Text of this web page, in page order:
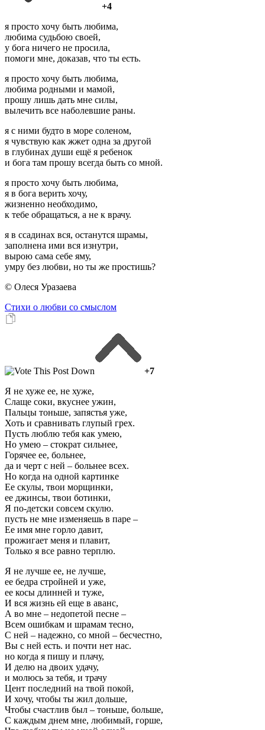
+4
я просто хочу быть любима,
любима судьбою своей,
у бога ничего не просила,
помоги мне, доказав, что ты есть.
я просто хочу быть любима,
любима родными и мамой,
прошу лишь дать мне силы,
вылечить все наболевшие раны.
я с ними будто в море соленом,
я чувствую как жжет одна за другой
в глубинах души ещё я ребенок
и бога там прошу всегда быть со мной.
я просто хочу быть любима,
я в бога верить хочу,
жизненно необходимо,
к тебе обращаться, а не к врачу.
я в ссадинах вся, останутся шрамы,
заполнена ими вся изнутри,
вырою сама себе яму,
умру без любви, но ты же простишь?
© Олеся Уразаева
Стихи о любви со смыслом
+7
Я не хуже ее, не хуже,
Слаще соки, вкуснее ужин,
Пальцы тоньше, запястья уже,
Хоть и сравнивать глупый грех.
Пусть люблю тебя как умею,
Но умею – стократ сильнее,
Горячее ее, больнее,
да и черт с ней – больнее всех.
Но когда на одной картинке
Ее скулы, твои морщинки,
ее джинсы, твои ботинки,
Я по-детски совсем скулю.
пусть не мне изменяешь в паре –
Ее имя мне горло давит,
прожигает меня и плавит,
Только я все равно терплю.
Я не лучше ее, не лучше,
ее бедра стройней и уже,
ее косы длинней и туже,
И вся жизнь ей еще в аванс,
А во мне – недопетой песне –
Всем ошибкам и шрамам тесно,
С ней – надежно, со мной – бесчестно,
Вы с ней есть. и почти нет нас.
но когда я пишу и плачу,
И делю на двоих удачу,
и молюсь за тебя, и трачу
Цент последний на твой покой,
И хочу, чтобы ты жил дольше,
Чтобы счастлив был – тоньше, больше,
С каждым днем мне, любимый, горше,